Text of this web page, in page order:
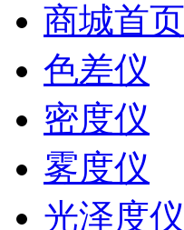
商城首页
色差仪
密度仪
雾度仪
光泽度仪